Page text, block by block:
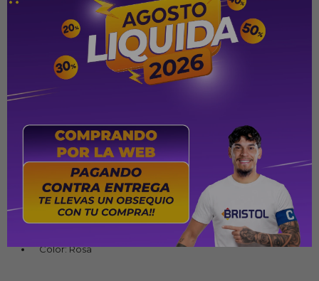
Marca: Multilaser
Tipo de producto: Tablet infantil
Sistema operativo: Android 13
Pantalla: 9"
Memoria RAM: 4 GB
Almacenamiento interno: 64 GB
Cámara frontal: 2 MP
Cámara trasera: 5 MP
Estuche protector: Diseño exclusivo Barbie
Color: Rosa